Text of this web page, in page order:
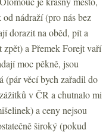
od nádraží (pro nás bez
dorazit na oběd, pít a
zpět) a Přemek Forejt vaří
moc pěkně, jsou
(pár věcí bych zařadil do
v ČR a chutnalo mi
a ceny nejsou
široký (pokud